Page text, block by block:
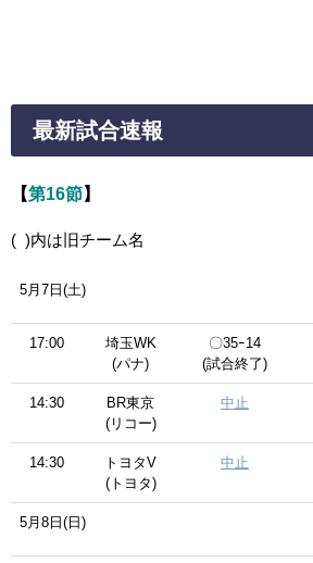
最新試合速報
【第16節】
( )内は旧チーム名
5月7日(土)
17:00
埼玉WK
(パナ)
〇35ｰ14
(試合終了)
14:30
BR東京
(リコー)
中止
14:30
トヨタV
(トヨタ)
中止
5月8日(日)